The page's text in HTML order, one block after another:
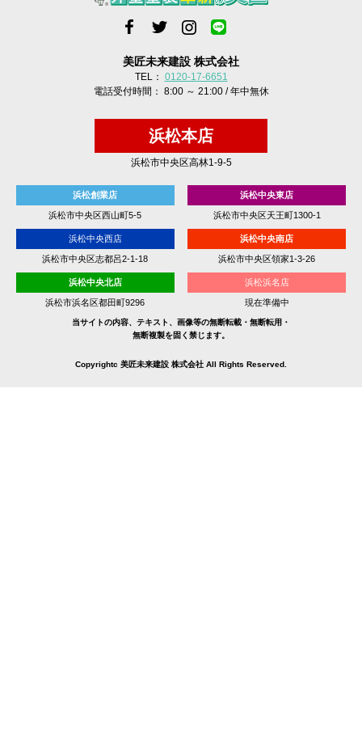
美匠未来建設 株式会社
TEL： 0120-17-6651
電話受付時間： 8:00 ～ 21:00 / 年中無休
浜松本店
浜松市中央区高林1-9-5
浜松創業店
浜松市中央区西山町5-5
浜松中央東店
浜松市中央区天王町1300-1
浜松中央西店
浜松市中央区志都呂2-1-18
浜松中央南店
浜松市中央区領家1-3-26
浜松中央北店
浜松市浜名区都田町9296
浜松浜名店
現在準備中
当サイトの内容、テキスト、画像等の無断転載・無断転用・
無断複製を固く禁じます。
Copyrightc 美匠未来建設 株式会社 All Rights Reserved.